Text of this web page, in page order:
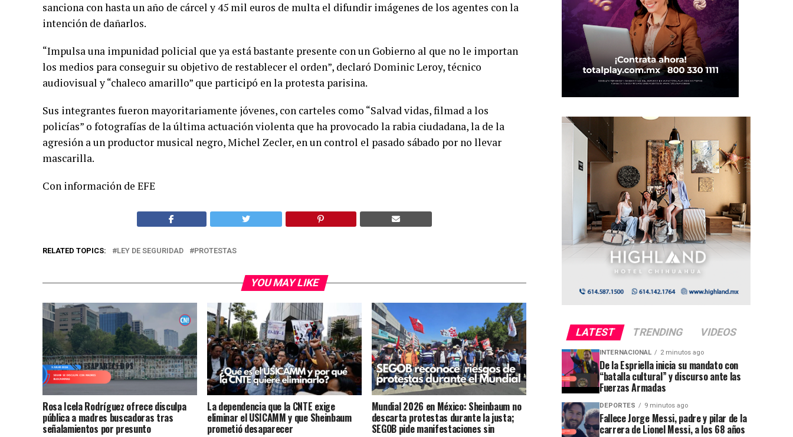
sanciona con hasta un año de cárcel y 45 mil euros de multa el difundir imágenes de los agentes con la
intención de dañarlos.
“Impulsa una impunidad policial que ya está bastante presente con un Gobierno al que no le importan
los medios para conseguir su objetivo de restablecer el orden”, declaró Dominic Leroy, técnico
audiovisual y “chaleco amarillo” que participó en la protesta parisina.
Sus integrantes fueron mayoritariamente jóvenes, con carteles como “Salvad vidas, filmad a los
policías” o fotografías de la última actuación violenta que ha provocado la rabia ciudadana, la de la
agresión a un productor musical negro, Michel Zecler, en un control el pasado sábado por no llevar
mascarilla.
Con información de EFE
RELATED TOPICS: LEY DE SEGURIDAD PROTESTAS
YOU MAY LIKE
Rosa Icela Rodríguez ofrece disculpa
pública a madres buscadoras tras
señalamientos por presunto
La dependencia que la CNTE exige
eliminar el USICAMM y que Sheinbaum
prometió desaparecer
Mundial 2026 en México: Sheinbaum no
descarta protestas durante la justa;
SEGOB pide manifestaciones sin
LATEST TRENDING VIDEOS
INTERNACIONAL 2 minutos ago
De la Espriella inicia su mandato con
“batalla cultural” y discurso ante las
Fuerzas Armadas
DEPORTES 9 minutos ago
Fallece Jorge Messi, padre y pilar de la
carrera de Lionel Messi, a los 68 años